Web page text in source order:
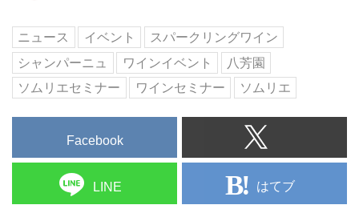
powered by Peatix : More than a
ticket.
ニュース イベント
スパークリングワイン
シャンパーニュ
ワインイベント
八芳園
ソムリエセミナー
ワインセミナー ソムリエ
Facebook
LINE はてブ